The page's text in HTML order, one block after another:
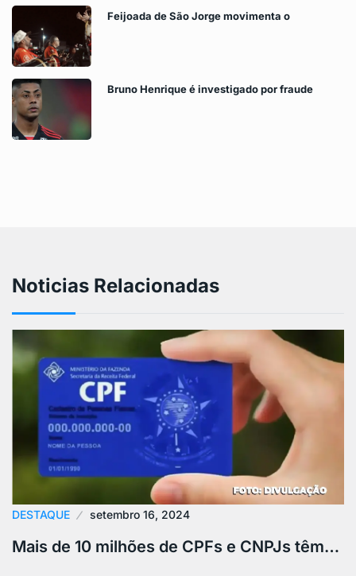
Feijoada de São Jorge movimenta o
Bruno Henrique é investigado por fraude
Noticias Relacionadas
DESTAQUE setembro 16, 2024
Mais de 10 milhões de CPFs e CNPJs têm…